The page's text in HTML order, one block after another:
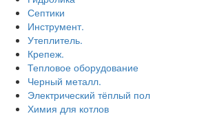
Септики
Инструмент.
Утеплитель.
Крепеж.
Тепловое оборудование
Черный металл.
Электрический тёплый пол
Химия для котлов